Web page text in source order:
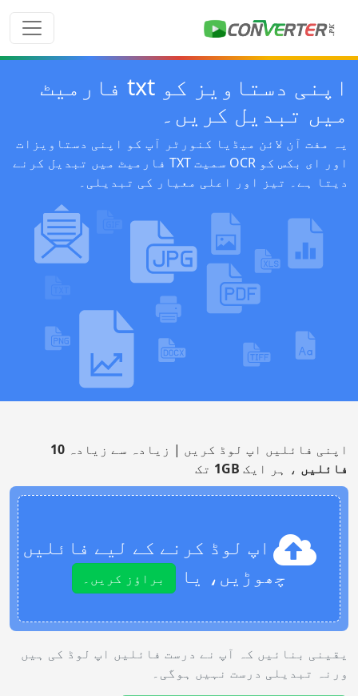
اپنی دستاویز کو txt فارمیٹ
میں تبدیل کریں۔
یہ مفت آن لائن میڈیا کنورٹر آپ کو اپنی دستاویزات
اور ای بکس کو OCR سمیت TXT فارمیٹ میں تبدیل کرنے
دیتا ہے۔ تیز اور اعلی معیار کی تبدیلی۔
اپنی فائلیں اپ لوڈ کریں | زیادہ سے زیادہ 10
فائلیں ، ہر ایک 1GB تک
اپ لوڈ کرنے کے لیے فائلیں
چھوڑیں، یا
براؤز کریں۔
یقینی بنائیں کہ آپ نے درست فائلیں اپ لوڈ کی ہیں
ورنہ تبدیلی درست نہیں ہوگی۔